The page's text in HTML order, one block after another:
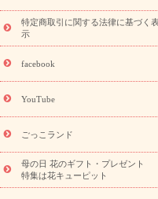
フト・プレゼント特集
敬
ペーン
映画『ウォーターガ
「きょう誕生日なんです」
誕生日フラワーギフト 誕
9月の誕
ら探す
お祝いの花特集
念日
結婚祝い 出産祝い
寿祝い
プチギフト ペッ
特定商取引に関する法律に基づく表
示
facebook
YouTube
ごっこランド
母の日 花のギフト・プレゼント
特集は花キューピット